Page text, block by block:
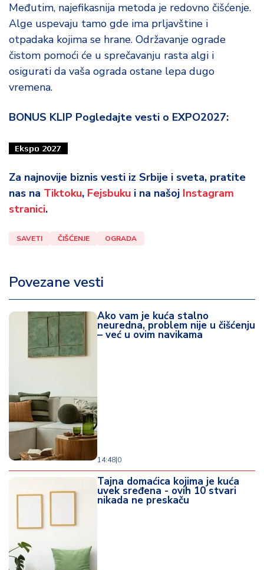
Međutim, najefikasnija metoda je redovno čišćenje.
Alge uspevaju tamo gde ima prljavštine i
otpadaka kojima se hrane. Održavanje ograde
čistom pomoći će u sprečavanju rasta algi i
osigurati da vaša ograda ostane lepa dugo
vremena.
BONUS KLIP Pogledajte vesti o EXPO2027:
Za najnovije biznis vesti iz Srbije i sveta, pratite
nas na Tiktoku, Fejsbuku i na našoj Instagram
stranici.
SAVETI ČIŠĆENJE OGRADA
Povezane vesti
Ako vam je kuća stalno
neuredna, problem nije u čišćenju
– već u ovim navikama
14:48|0
Tajna domaćica kojima je kuća
uvek sređena - ovih 10 stvari
nikada ne preskaču